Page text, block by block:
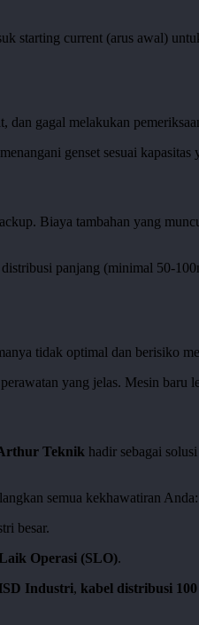
starting current (arus awal)
dan gagal melakukan
genset sesuai kapasitas
Biaya tambahan yang
panjang (minimal 50-
tidak optimal dan berisiko
yang jelas. Mesin baru
Teknik hadir sebagai
semua kekhawatiran Anda:
besar.
Operasi (SLO).
Industri, kabel distribusi